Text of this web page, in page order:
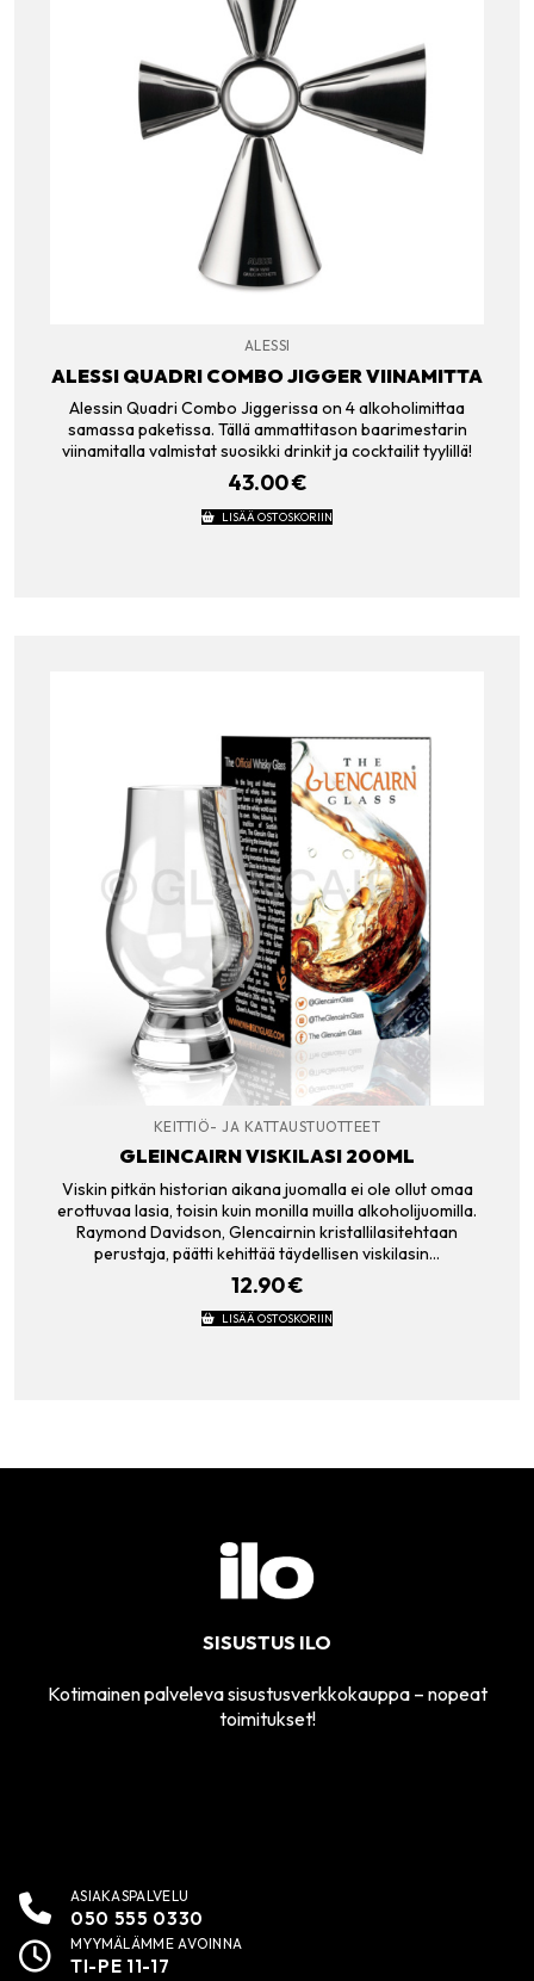
ALESSI
ALESSI QUADRI COMBO JIGGER VIINAMITTA
Alessin Quadri Combo Jiggerissa on 4 alkoholimittaa
samassa paketissa. Tällä ammattitason baarimestarin
viinamitalla valmistat suosikki drinkit ja cocktailit tyylillä!
43.00€
LISÄÄ OSTOSKORIIN
KEITTIÖ- JA KATTAUSTUOTTEET
GLEINCAIRN VISKILASI 200ML
Viskin pitkän historian aikana juomalla ei ole ollut omaa
erottuvaa lasia, toisin kuin monilla muilla alkoholijuomilla.
Raymond Davidson, Glencairnin kristallilasitehtaan
perustaja, päätti kehittää täydellisen viskilasin…
12.90€
LISÄÄ OSTOSKORIIN
SISUSTUS ILO
Kotimainen palveleva sisustusverkkokauppa – nopeat
toimitukset!
ASIAKASPALVELU
050 555 0330
MYYMÄLÄMME AVOINNA
TI-PE 11-17